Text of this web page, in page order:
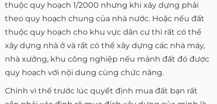
thuộc quy hoạch 1/2000 nhưng khi xây dựng phải
theo quy hoạch chung của nhà nước. Hoặc nếu đất
thuộc quy hoạch cho khu vực dân cư thì rất có thể
xây dựng nhà ở và rất có thể xây dựng các nhà máy,
nhà xưởng, khu công nghiệp nếu mảnh đất đó được
quy hoạch với nội dung cùng chức năng.
Chính vì thế trước lúc quyết định mua đất bạn rất